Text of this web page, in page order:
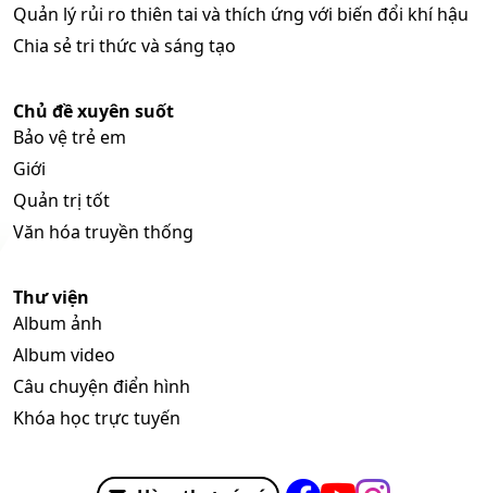
Quản lý rủi ro thiên tai và thích ứng với biến đổi khí hậu
Chia sẻ tri thức và sáng tạo
Chủ đề xuyên suốt
Bảo vệ trẻ em
Giới
Quản trị tốt
Văn hóa truyền thống
Thư viện
Album ảnh
Album video
Câu chuyện điển hình
Khóa học trực tuyến